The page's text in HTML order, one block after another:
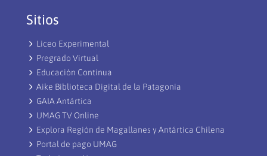
Sitios
Liceo Experimental
Pregrado Virtual
Educación Continua
Aike Biblioteca Digital de la Patagonia
GAIA Antártica
UMAG TV Online
Explora Región de Magallanes y Antártica Chilena
Portal de pago UMAG